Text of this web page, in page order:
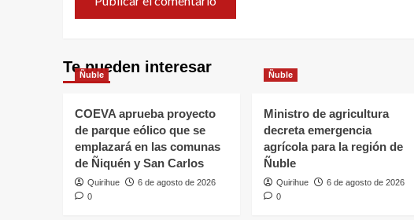
Te pueden interesar
Ñuble
COEVA aprueba proyecto
de parque eólico que se
emplazará en las comunas
de Ñiquén y San Carlos
Quirihue
6 de agosto de 2026
0
Ñuble
Ministro de agricultura
decreta emergencia
agrícola para la región de
Ñuble
Quirihue
6 de agosto de 2026
0